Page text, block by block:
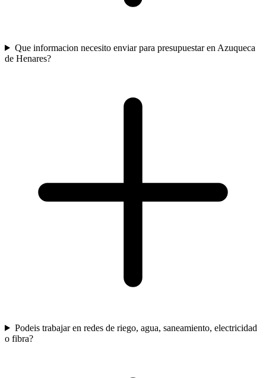
Que informacion necesito enviar para presupuestar en Azuqueca
de Henares?
Podeis trabajar en redes de riego, agua, saneamiento, electricidad
o fibra?